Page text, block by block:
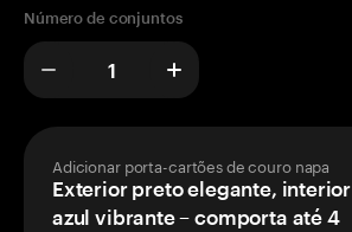
Número de conjuntos
Adicionar porta-cartões de couro napa
Exterior preto elegante, interior
azul vibrante – comporta até 4